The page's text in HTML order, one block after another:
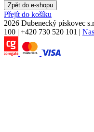
Zpět do e-shopu
Přejít do košíku
2026 Dubenecký pískovec
100 | +420 730 520 101 |